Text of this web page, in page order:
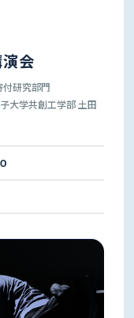
ント・展覧会
演会
付研究部門
子大学共創工学部 土田